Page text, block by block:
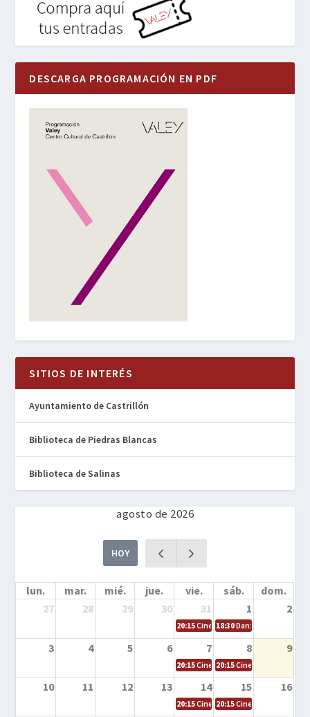
DESCARGA PROGRAMACIÓN EN PDF
SITIOS DE INTERÉS
Ayuntamiento de Castrillón
Biblioteca de Piedras Blancas
Biblioteca de Salinas
agosto de 2026
HOY
lun. mar. mié. jue. vie. sáb.
dom.
27
28 29 30 31 1 2
20:15Cine en la calle – Cómo
18:30Danza – Cita en el
3 4 5 6 7 8 9
20:15Cine en la calle – El niño y la
20:15Cine en la calle –
10 11 12 13 14 15 16
20:15Cine en la calle – Tortugas
20:15Cine en la calle –